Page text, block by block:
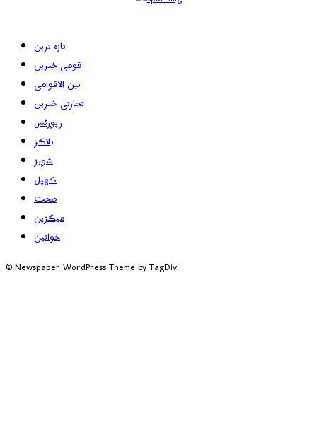
تازہ ترین
قومی خبریں
بین الاقوامی
تجارتی خبریں
رپورٹس
بلاگز
شوبز
کھیل
صحت
میگزین
خواتین
© Newspaper WordPress Theme by TagDiv